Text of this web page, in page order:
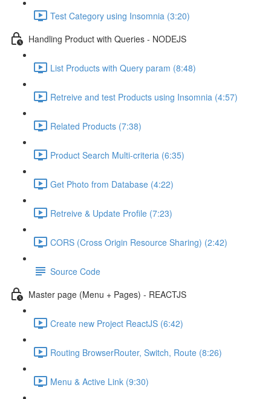
Test Category using Insomnia (3:20)
Handling Product with Queries - NODEJS
List Products with Query param (8:48)
Retreive and test Products using Insomnia (4:57)
Related Products (7:38)
Product Search Multi-criteria (6:35)
Get Photo from Database (4:22)
Retreive & Update Profile (7:23)
CORS (Cross Origin Resource Sharing) (2:42)
Source Code
Master page (Menu + Pages) - REACTJS
Create new Project ReactJS (6:42)
Routing BrowserRouter, Switch, Route (8:26)
Menu & Active Link (9:30)